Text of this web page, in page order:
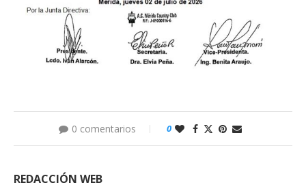
0 comentarios 0
REDACCIÓN WEB